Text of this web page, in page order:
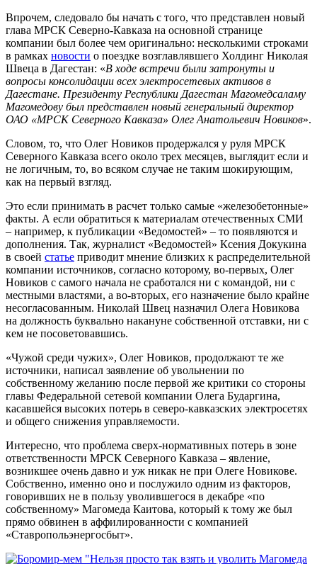
Впрочем, следовало бы начать с того, что представлен новый
глава МРСК Северно-Кавказа на основной странице
компании был более чем оригинально: несколькими строками
в рамках новости о поездке возглавлявшего Холдинг Николая
Швеца в Дагестан: «В ходе встречи были затронуты и
вопросы консолидации всех электросетевых активов в
Дагестане. Президенту Республики Дагестан Магомедсаламу
Магомедову был представлен новый генеральный директор
ОАО «МРСК Северного Кавказа» Олег Анатольевич Новиков».
Словом, то, что Олег Новиков продержался у руля МРСК
Северного Кавказа всего около трех месяцев, выглядит если и
не логичным, то, во всяком случае не таким шокирующим,
как на первый взгляд.
Это если принимать в расчет только самые «железобетонные»
факты. А если обратиться к материалам отечественных СМИ
– например, к публикации «Ведомостей» – то появляются и
дополнения. Так, журналист «Ведомостей» Ксения Докукина
в своей статье приводит мнение близких к распределительной
компании источников, согласно которому, во-первых, Олег
Новиков с самого начала не сработался ни с командой, ни с
местными властями, а во-вторых, его назначение было крайне
несогласованным. Николай Швец назначил Олега Новикова
на должность буквально накануне собственной отставки, ни с
кем не посоветовавшись.
«Чужой среди чужих», Олег Новиков, продолжают те же
источники, написал заявление об увольнении по
собственному желанию после первой же критики со стороны
главы Федеральной сетевой компании Олега Бударгина,
касавшейся высоких потерь в северо-кавказских электросетях
и общего снижения управляемости.
Интересно, что проблема сверх-нормативных потерь в зоне
ответственности МРСК Северного Кавказа – явление,
возникшее очень давно и уж никак не при Олеге Новикове.
Собственно, именно оно и послужило одним из факторов,
говоривших не в пользу уволившегося в декабре «по
собственному» Магомеда Каитова, который к тому же был
прямо обвинен в аффилированности с компанией
«Ставропольэнергосбыт».